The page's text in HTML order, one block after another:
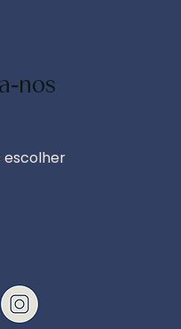
nos
escolher